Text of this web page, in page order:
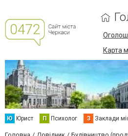
Карта
Ю Юрист П Психолог З Заклади